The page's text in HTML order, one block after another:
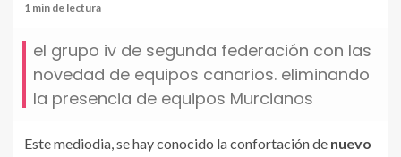
1 min de lectura
el grupo iv de segunda federación con las
novedad de equipos canarios. eliminando
la presencia de equipos Murcianos
Este mediodia, se hay conocido la confortación de nuevo